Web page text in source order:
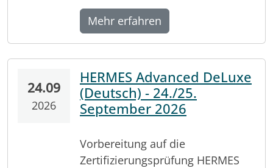
Mehr erfahren
24.09
2026
HERMES Advanced DeLuxe
(Deutsch) - 24./25.
September 2026
Vorbereitung auf die
Zertifizierungsprüfung HERMES